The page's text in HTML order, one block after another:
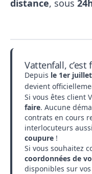
distance, sous
Vattenfall, c’est
Depuis le 1er
devient
Si vous êtes client
faire. Aucune
contrats en cours
interlocuteurs
coupure !
Si vous souhaitez
coordonnées de
disponibles sur